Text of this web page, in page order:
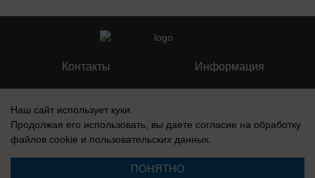
Контакты Информация
Регистрационный номер №: ЭЛ № ФС 77 – 87210, выдано
г.
Наш сайт использует куки.
Продолжая его использовать, вы даете согласие на обработку
файлов cookie и пользовательских данных.
ПОНЯТНО